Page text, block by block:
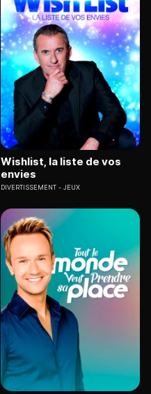
Wishlist, la liste de vos
envies
DIVERTISSEMENT JEUX